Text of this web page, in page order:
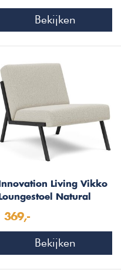
Bekijken
Innovation Living Vikko
Loungestoel Natural
369,-
Bekijken